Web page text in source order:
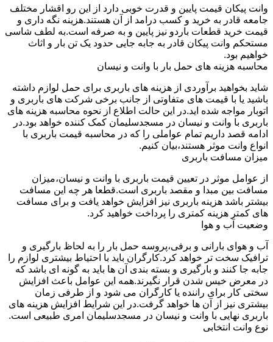
وانت پیکان قیمت پایین و قدرت خوبی دارد از این رو اقشار مختلف
جامعه قادر به خرید و کسب درامد از آن هستند.هزینه نگه داری و
قیمت خرید قطعات باردو نیز پایین و به صرفه است.به لطف شاسی
مستحکم وانت پیکان قادر به جابه جایی حدود یک تن بار و اثاث
خواهیم بود.
محاسبه هزینه های حمل بار با وانت و نیسان
شاید بخواهید برآوردی از هزینه های باربری برای حمل لوازم داشته
باشید یا با قیمت های متفاوتی از جانب برخی شرکت های باربری و
اتوبار مواجه شده اید.در این حالت اطلاع از نحوه محاسبه هزینه های
باربری با وانت و نیسان در مسجدسلیمان کمک کننده خواهد بود.در
ادامه قصد داریم تمام عواملی را که در محاسبه قیمت باربری با
انواع وانت موثر هستند،بیان کنیم.
میزان مسافت باربری
از عوامل موثر در تعیین قیمت باربری با وانت و نیسان،میزان
مسافت بین مبدا و مقصد باربری است.قطعا هر چه این مسافت
بیشتر باشد هزینه باربری نیز افزایش خواهد یافت و برای مسافت
های کمتر هزینه کمتری را پرداخت خواهید کرد.
وضعیت آب و هوا
آب و هوای بارانی و برفی،پروسه حمل بار را به لحاظ بارگیری و
ترافیک سخت تر خواهد کرد.کارگران باید با احتیاط بیشتری لوازم را
جابه جا کنند و بارگیری و بسته بندی آن ها باید به گونه ای باشد که
در معرض خیس شدن قرار نگیرند.همه این عوامل باعث افزایش
سختی کار برای راننده یا کارگران می شود و از طرفی زمان
بیشتری نیز از آن ها خواهد گرفت.در این شرایط افزایش هزینه های
باربری نهایی با وانت و نیسان در مسجدسلیمان امری طبیعی است.
نوع وانت انتخابی